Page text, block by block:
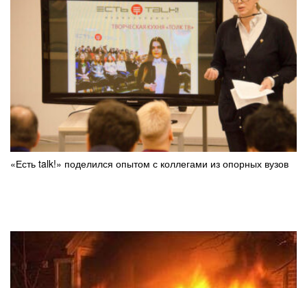
«Есть talk!» поделился опытом с коллегами из опорных вузов